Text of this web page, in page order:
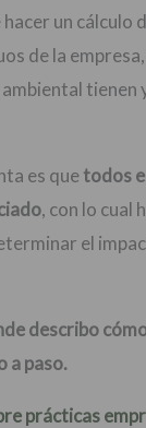
un cálculo
de la
tienen
es quetodos
, con lo cual
el
describo
a paso.
prácticas